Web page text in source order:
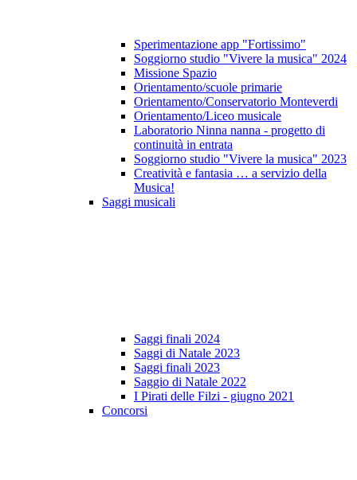
Sperimentazione app "Fortissimo"
Soggiorno studio "Vivere la musica" 2024
Missione Spazio
Orientamento/scuole primarie
Orientamento/Conservatorio Monteverdi
Orientamento/Liceo musicale
Laboratorio Ninna nanna - progetto di
continuità in entrata
Soggiorno studio "Vivere la musica" 2023
Creatività e fantasia … a servizio della
Musica!
Saggi musicali
Saggi finali 2024
Saggi di Natale 2023
Saggi finali 2023
Saggio di Natale 2022
I Pirati delle Filzi - giugno 2021
Concorsi